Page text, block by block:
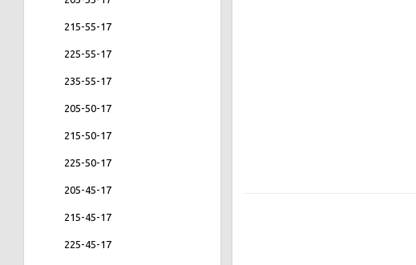
215-55-17
225-55-17
235-55-17
205-50-17
215-50-17
225-50-17
205-45-17
215-45-17
225-45-17